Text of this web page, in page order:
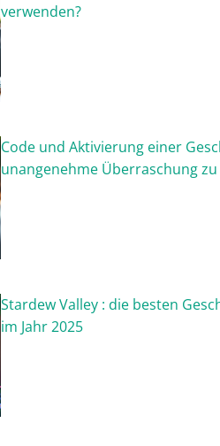
verwenden?
Code und Aktivierung einer
unangenehme Überraschung
Stardew Valley : die besten
im Jahr 2025